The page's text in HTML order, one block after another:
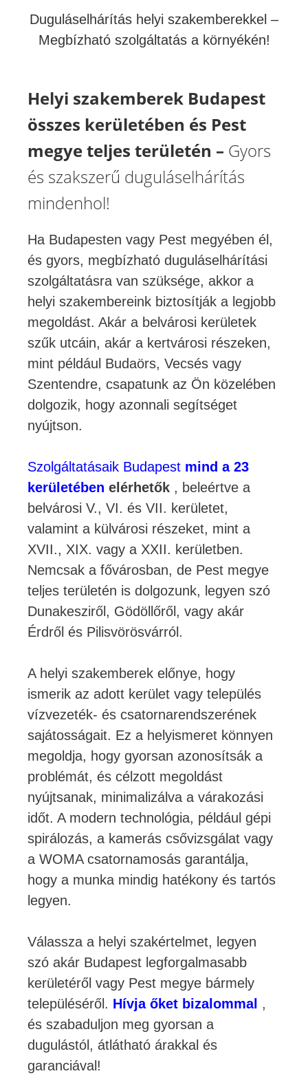
Duguláselhárítás helyi szakemberekkel –
Megbízható szolgáltatás a környékén!
Helyi szakemberek Budapest
összes kerületében és Pest
megye teljes területén – Gyors
és szakszerű duguláselhárítás
mindenhol!
Ha Budapesten vagy Pest megyében él,
és gyors, megbízható duguláselhárítási
szolgáltatásra van szüksége, akkor a
helyi szakembereink biztosítják a legjobb
megoldást. Akár a belvárosi kerületek
szűk utcáin, akár a kertvárosi részeken,
mint például Budaörs, Vecsés vagy
Szentendre, csapatunk az Ön közelében
dolgozik, hogy azonnali segítséget
nyújtson.
Szolgáltatásaik Budapest mind a 23
kerületében elérhetők , beleértve a
belvárosi V., VI. és VII. kerületet,
valamint a külvárosi részeket, mint a
XVII., XIX. vagy a XXII. kerületben.
Nemcsak a fővárosban, de Pest megye
teljes területén is dolgozunk, legyen szó
Dunakesziről, Gödöllőről, vagy akár
Érdről és Pilisvörösvárról.
A helyi szakemberek előnye, hogy
ismerik az adott kerület vagy település
vízvezeték- és csatornarendszerének
sajátosságait. Ez a helyismeret könnyen
megoldja, hogy gyorsan azonosítsák a
problémát, és célzott megoldást
nyújtsanak, minimalizálva a várakozási
időt. A modern technológia, például gépi
spirálozás, a kamerás csővizsgálat vagy
a WOMA csatornamosás garantálja,
hogy a munka mindig hatékony és tartós
legyen.
Válassza a helyi szakértelmet, legyen
szó akár Budapest legforgalmasabb
kerületéről vagy Pest megye bármely
településéről. Hívja őket bizalommal ,
és szabaduljon meg gyorsan a
dugulástól, átlátható árakkal és
garanciával!